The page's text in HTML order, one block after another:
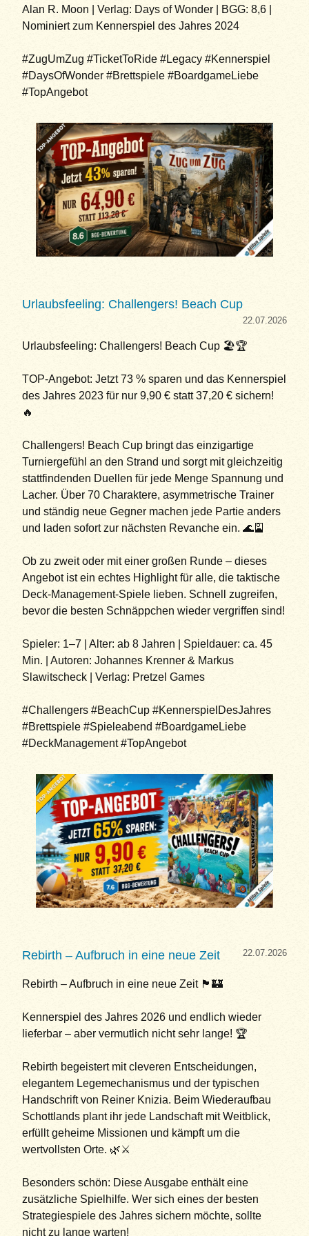
Alan R. Moon | Verlag: Days of Wonder | BGG: 8,6 |
Nominiert zum Kennerspiel des Jahres 2024
#ZugUmZug #TicketToRide #Legacy #Kennerspiel
#DaysOfWonder #Brettspiele #BoardgameLiebe
#TopAngebot
Urlaubsfeeling: Challengers! Beach Cup
22.07.2026
Urlaubsfeeling: Challengers! Beach Cup 🏖️🏆
TOP-Angebot: Jetzt 73 % sparen und das Kennerspiel
des Jahres 2023 für nur 9,90 € statt 37,20 € sichern!
🔥
Challengers! Beach Cup bringt das einzigartige
Turniergefühl an den Strand und sorgt mit gleichzeitig
stattfindenden Duellen für jede Menge Spannung und
Lacher. Über 70 Charaktere, asymmetrische Trainer
und ständig neue Gegner machen jede Partie anders
und laden sofort zur nächsten Revanche ein. 🌊🎴
Ob zu zweit oder mit einer großen Runde – dieses
Angebot ist ein echtes Highlight für alle, die taktische
Deck-Management-Spiele lieben. Schnell zugreifen,
bevor die besten Schnäppchen wieder vergriffen sind!
Spieler: 1–7 | Alter: ab 8 Jahren | Spieldauer: ca. 45
Min. | Autoren: Johannes Krenner & Markus
Slawitscheck | Verlag: Pretzel Games
#Challengers #BeachCup #KennerspielDesJahres
#Brettspiele #Spieleabend #BoardgameLiebe
#DeckManagement #TopAngebot
Rebirth – Aufbruch in eine neue Zeit 22.07.2026
Rebirth – Aufbruch in eine neue Zeit 🏴🏰
Kennerspiel des Jahres 2026 und endlich wieder
lieferbar – aber vermutlich nicht sehr lange! 🏆
Rebirth begeistert mit cleveren Entscheidungen,
elegantem Legemechanismus und der typischen
Handschrift von Reiner Knizia. Beim Wiederaufbau
Schottlands plant ihr jede Landschaft mit Weitblick,
erfüllt geheime Missionen und kämpft um die
wertvollsten Orte. 🌿⚔️
Besonders schön: Diese Ausgabe enthält eine
zusätzliche Spielhilfe. Wer sich eines der besten
Strategiespiele des Jahres sichern möchte, sollte
nicht zu lange warten!